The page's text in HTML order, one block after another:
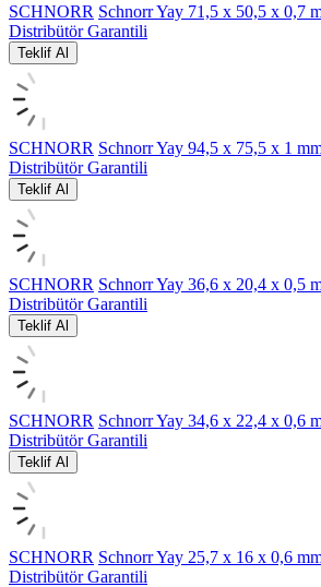
SCHNORR Schnorr Yay 71,5 x 50,5 x 0,7
Distribütör Garantili
Teklif Al
SCHNORR Schnorr Yay 94,5 x 75,5 x 1
Distribütör Garantili
Teklif Al
SCHNORR Schnorr Yay 36,6 x 20,4 x 0,5
Distribütör Garantili
Teklif Al
SCHNORR Schnorr Yay 34,6 x 22,4 x 0,6
Distribütör Garantili
Teklif Al
SCHNORR Schnorr Yay 25,7 x 16 x 0,6
Distribütör Garantili